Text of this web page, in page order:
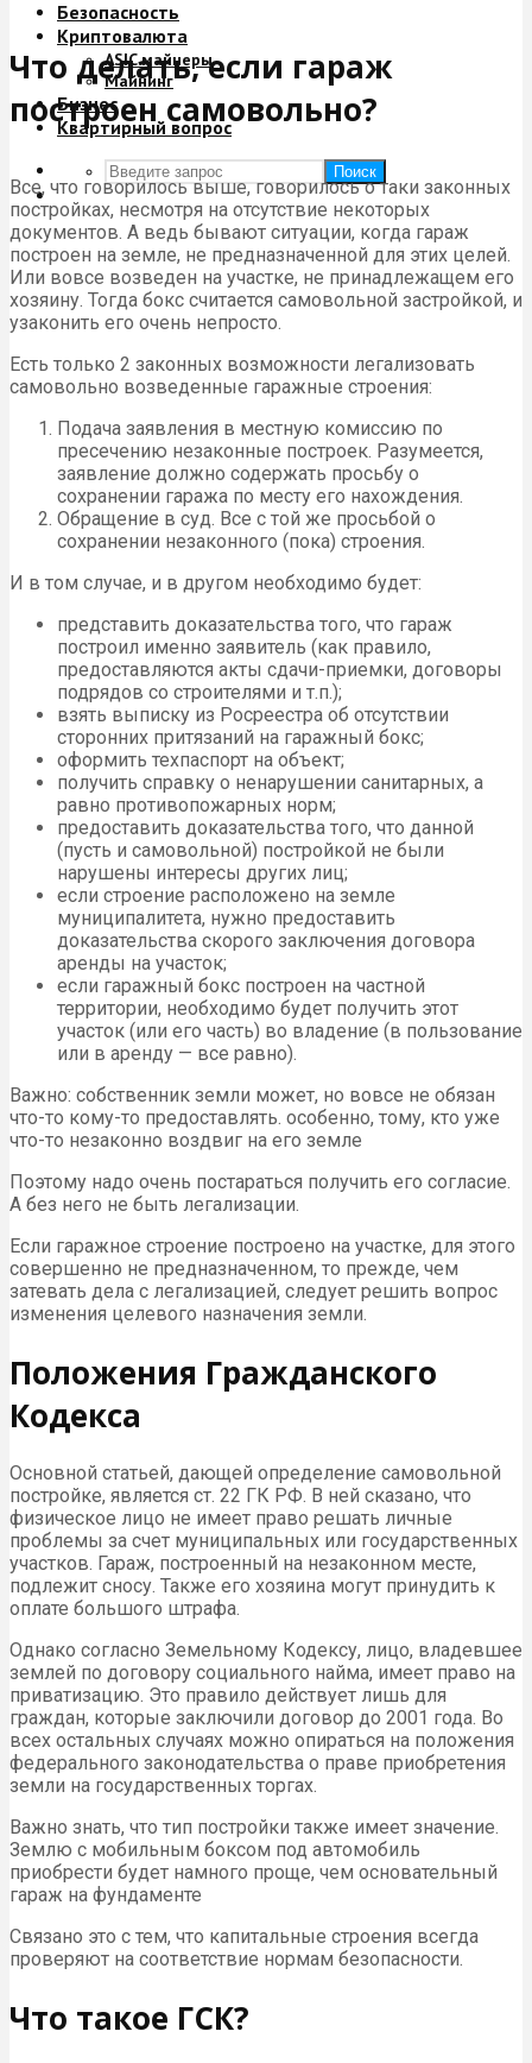
Безопасность
Криптовалюта
ASIC майнеры
Майнинг
Бизнес
Квартирный вопрос
Поиск
Что делать, если гараж
построен самовольно?
Все, что говорилось выше, говорилось о таки законных
постройках, несмотря на отсутствие некоторых
документов. А ведь бывают ситуации, когда гараж
построен на земле, не предназначенной для этих целей.
Или вовсе возведен на участке, не принадлежащем его
хозяину. Тогда бокс считается самовольной застройкой, и
узаконить его очень непросто.
Есть только 2 законных возможности легализовать
самовольно возведенные гаражные строения:
Подача заявления в местную комиссию по
пресечению незаконные построек. Разумеется,
заявление должно содержать просьбу о
сохранении гаража по месту его нахождения.
Обращение в суд. Все с той же просьбой о
сохранении незаконного (пока) строения.
И в том случае, и в другом необходимо будет:
представить доказательства того, что гараж
построил именно заявитель (как правило,
предоставляются акты сдачи-приемки, договоры
подрядов со строителями и т.п.);
взять выписку из Росреестра об отсутствии
сторонних притязаний на гаражный бокс;
оформить техпаспорт на объект;
получить справку о ненарушении санитарных, а
равно противопожарных норм;
предоставить доказательства того, что данной
(пусть и самовольной) постройкой не были
нарушены интересы других лиц;
если строение расположено на земле
муниципалитета, нужно предоставить
доказательства скорого заключения договора
аренды на участок;
если гаражный бокс построен на частной
территории, необходимо будет получить этот
участок (или его часть) во владение (в пользование
или в аренду — все равно).
Важно: собственник земли может, но вовсе не обязан
что-то кому-то предоставлять. особенно, тому, кто уже
что-то незаконно воздвиг на его земле
Поэтому надо очень постараться получить его согласие.
А без него не быть легализации.
Если гаражное строение построено на участке, для этого
совершенно не предназначенном, то прежде, чем
затевать дела с легализацией, следует решить вопрос
изменения целевого назначения земли.
Положения Гражданского
Кодекса
Основной статьей, дающей определение самовольной
постройке, является ст. 22 ГК РФ. В ней сказано, что
физическое лицо не имеет право решать личные
проблемы за счет муниципальных или государственных
участков. Гараж, построенный на незаконном месте,
подлежит сносу. Также его хозяина могут принудить к
оплате большого штрафа.
Однако согласно Земельному Кодексу, лицо, владевшее
землей по договору социального найма, имеет право на
приватизацию. Это правило действует лишь для
граждан, которые заключили договор до 2001 года. Во
всех остальных случаях можно опираться на положения
федерального законодательства о праве приобретения
земли на государственных торгах.
Важно знать, что тип постройки также имеет значение.
Землю с мобильным боксом под автомобиль
приобрести будет намного проще, чем основательный
гараж на фундаменте
Связано это с тем, что капитальные строения всегда
проверяют на соответствие нормам безопасности.
Что такое ГСК?